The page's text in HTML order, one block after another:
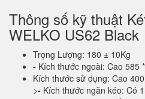
Thông số kỹ thuật
WELKO US62 Black
Trọng Lượng: 180 ± 10Kg
- Kích thước ngoài: Cao 585
Kích thước sử dụng: Cao
>- Kích thước ngăn kéo: Có